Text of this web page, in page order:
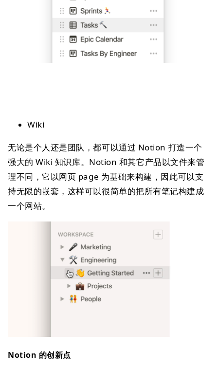
Wiki
无论是个人还是团队，都可以通过 Notion 打造一个
强大的 Wiki 知识库。Notion 和其它产品以文件来管
理不同，它以网页 page 为基础来构建，因此可以支
持无限的嵌套，这样可以很简单的把所有笔记构建成
一个网站。
Notion 的创新点